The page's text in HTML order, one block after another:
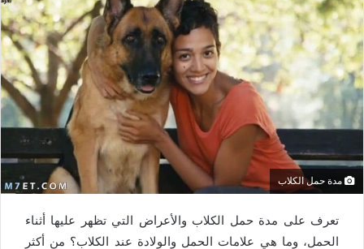
مدة حمل الكلاب
تعرف على مدة حمل الكلاب والأعراض التي تظهر عليها أثناء
الحمل، وما هي علامات الحمل والولادة عند الكلاب؟ من أكثر